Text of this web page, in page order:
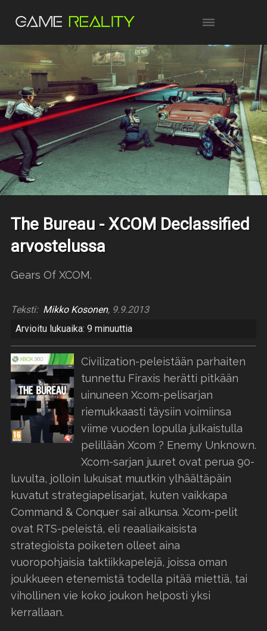
The Bureau - XCOM Declassified
arvostelussa
Gears Of XCOM.
Teksti: Mikko Kosonen, 9.9.2013
Arvioitu lukuaika: 9 minuuttia
Civilization-peleistään parhaiten
tunnettu Firaxis herätti pitkään
uinuneen Xcom-pelisarjan
riemukkaasti täysiin voimiinsa
viime vuoden lopulla julkaistulla
pelillään Xcom ? Enemy Unknown.
Xcom-sarjan juuret ovat perua 90-
luvulta, jolloin lukuisat muutkin ylhäältäpäin
kuvatut strategiapelisarjat, kuten vaikkapa
Command & Conquer sai alkunsa. Xcom-pelit
ovat RTS-peleistä, eli reaaliaikaisista
strategioista poiketen olleet aina
vuoropohjaisia taktiikkapelejä, joissa oman
joukkueen etenemistä todella pitää miettiä, tai
vihollinen vie koko joukon helposti yksi
kerrallaan.